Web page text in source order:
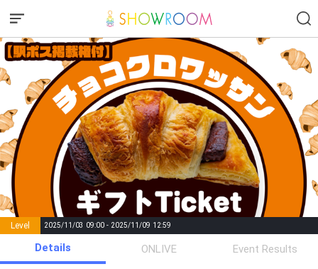
Level 2025/11/03 09:00 - 2025/11/09 12:59
Points List of Goal
number of
positions
Rema
Details ONLIVE Event Results